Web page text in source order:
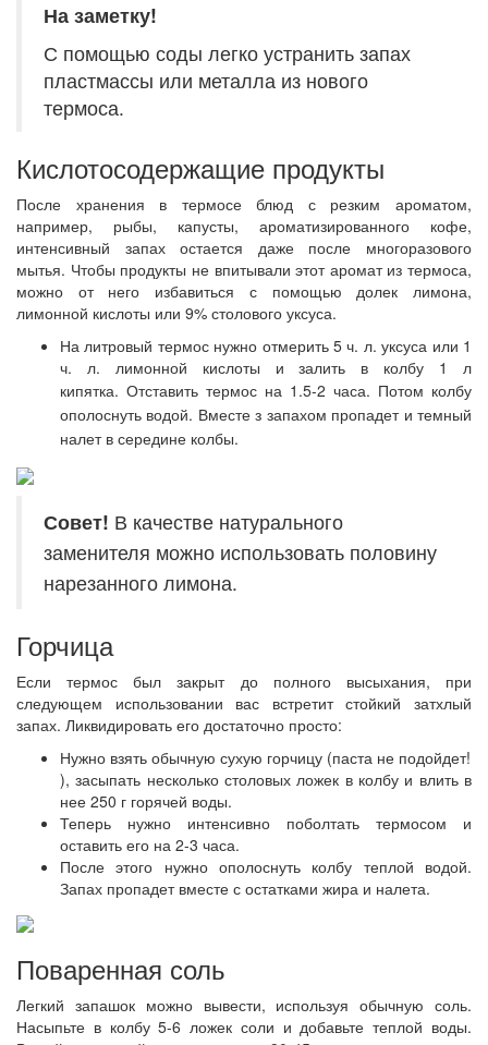
На заметку!
С помощью соды легко устранить запах
пластмассы или металла из нового
термоса.
Кислотосодержащие продукты
После хранения в термосе блюд с резким ароматом,
например, рыбы, капусты, ароматизированного кофе,
интенсивный запах остается даже после многоразового
мытья. Чтобы продукты не впитывали этот аромат из термоса,
можно от него избавиться с помощью долек лимона,
лимонной кислоты или 9% столового уксуса.
На литровый термос нужно отмерить 5 ч. л. уксуса или 1
ч. л. лимонной кислоты и залить в колбу 1 л
кипятка. Отставить термос на 1.5-2 часа. Потом колбу
ополоснуть водой. Вместе з запахом пропадет и темный
налет в середине колбы.
Совет! В качестве натурального
заменителя можно использовать половину
нарезанного лимона.
Горчица
Если термос был закрыт до полного высыхания, при
следующем использовании вас встретит стойкий затхлый
запах. Ликвидировать его достаточно просто:
Нужно взять обычную сухую горчицу (паста не подойдет!
), засыпать несколько столовых ложек в колбу и влить в
нее 250 г горячей воды.
Теперь нужно интенсивно поболтать термосом и
оставить его на 2-3 часа.
После этого нужно ополоснуть колбу теплой водой.
Запах пропадет вместе с остатками жира и налета.
Поваренная соль
Легкий запашок можно вывести, используя обычную соль.
Насыпьте в колбу 5-6 ложек соли и добавьте теплой воды.